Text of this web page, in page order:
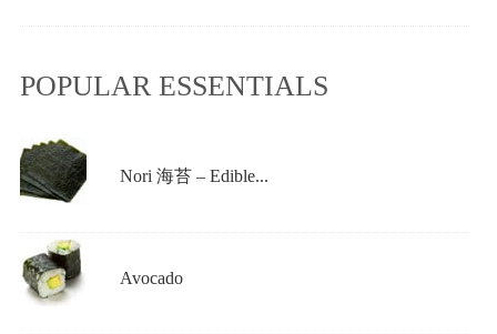
POPULAR ESSENTIALS
Nori 海苔 – Edible...
Avocado